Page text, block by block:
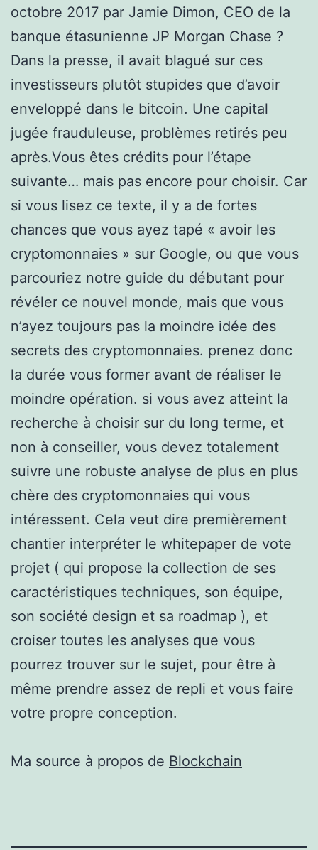
octobre 2017 par Jamie Dimon, CEO de la
banque étasunienne JP Morgan Chase ?
Dans la presse, il avait blagué sur ces
investisseurs plutôt stupides que d’avoir
enveloppé dans le bitcoin. Une capital
jugée frauduleuse, problèmes retirés peu
après.Vous êtes crédits pour l’étape
suivante… mais pas encore pour choisir. Car
si vous lisez ce texte, il y a de fortes
chances que vous ayez tapé « avoir les
cryptomonnaies » sur Google, ou que vous
parcouriez notre guide du débutant pour
révéler ce nouvel monde, mais que vous
n’ayez toujours pas la moindre idée des
secrets des cryptomonnaies. prenez donc
la durée vous former avant de réaliser le
moindre opération. si vous avez atteint la
recherche à choisir sur du long terme, et
non à conseiller, vous devez totalement
suivre une robuste analyse de plus en plus
chère des cryptomonnaies qui vous
intéressent. Cela veut dire premièrement
chantier interpréter le whitepaper de vote
projet ( qui propose la collection de ses
caractéristiques techniques, son équipe,
son société design et sa roadmap ), et
croiser toutes les analyses que vous
pourrez trouver sur le sujet, pour être à
même prendre assez de repli et vous faire
votre propre conception.
Ma source à propos de Blockchain